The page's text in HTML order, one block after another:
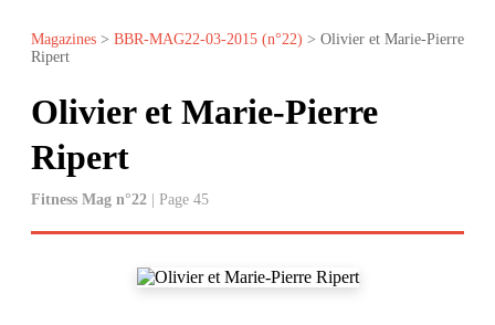
Magazines > BBR-MAG22-03-2015 (n°22) > Olivier et Marie-Pierre
Ripert
Olivier et Marie-Pierre
Ripert
Fitness Mag n°22 | Page 45